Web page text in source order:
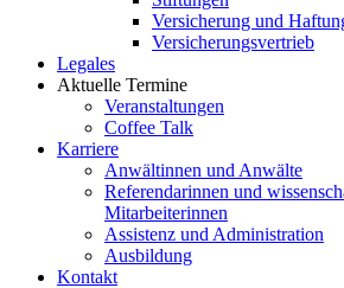
Versicherung und
Versicherungsvertrieb
Legales
Aktuelle Termine
Veranstaltungen
Coffee Talk
Karriere
Anwältinnen und Anwälte
Referendarinnen und
Mitarbeiterinnen
Assistenz und Administration
Ausbildung
Kontakt